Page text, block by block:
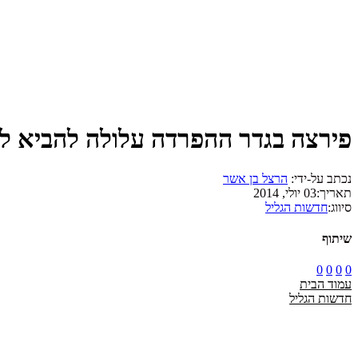
פירצה בגדר ההפרדה עלולה להביא
נכתב על-ידי: הרצל בן אשר
תאריך:03 יולי, 2014
סיווג:חדשות הגליל
שיתוף
0
0
0
0
עמוד הבית
חדשות הגליל